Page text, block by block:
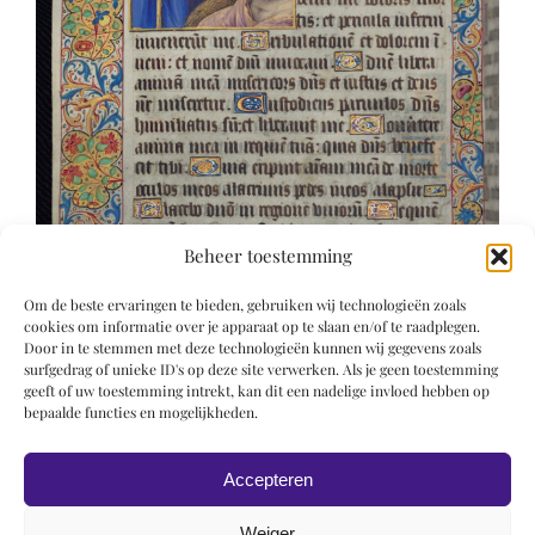
Beheer toestemming
Om de beste ervaringen te bieden, gebruiken wij technologieën zoals
cookies om informatie over je apparaat op te slaan en/of te raadplegen.
Door in te stemmen met deze technologieën kunnen wij gegevens zoals
surfgedrag of unieke ID's op deze site verwerken. Als je geen toestemming
geeft of uw toestemming intrekt, kan dit een nadelige invloed hebben op
bepaalde functies en mogelijkheden.
Accepteren